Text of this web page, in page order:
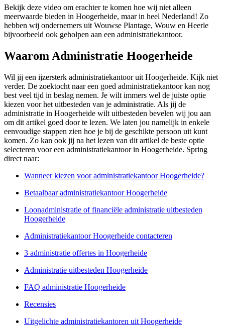
Bekijk deze video om erachter te komen hoe wij niet alleen
meerwaarde bieden in Hoogerheide, maar in heel Nederland! Zo
hebben wij ondernemers uit Wouwse Plantage, Wouw en Heerle
bijvoorbeeld ook geholpen aan een administratiekantoor.
Waarom Administratie Hoogerheide
Wil jij een ijzersterk administratiekantoor uit Hoogerheide. Kijk niet
verder. De zoektocht naar een goed administratiekantoor kan nog
best veel tijd in beslag nemen. Je wilt immers wel de juiste optie
kiezen voor het uitbesteden van je administratie. Als jij de
administratie in Hoogerheide wilt uitbesteden bevelen wij jou aan
om dit artikel goed door te lezen. We laten jou namelijk in enkele
eenvoudige stappen zien hoe je bij de geschikte persoon uit kunt
komen. Zo kan ook jij na het lezen van dit artikel de beste optie
selecteren voor een administratiekantoor in Hoogerheide. Spring
direct naar:
Wanneer kiezen voor administratiekantoor Hoogerheide?
Betaalbaar administratiekantoor Hoogerheide
Loonadministratie of financiële administratie uitbesteden
Hoogerheide
Administratiekantoor Hoogerheide contacteren
3 administratie offertes in Hoogerheide
Administratie uitbesteden Hoogerheide
FAQ administratie Hoogerheide
Recensies
Uitgelichte administratiekantoren uit Hoogerheide